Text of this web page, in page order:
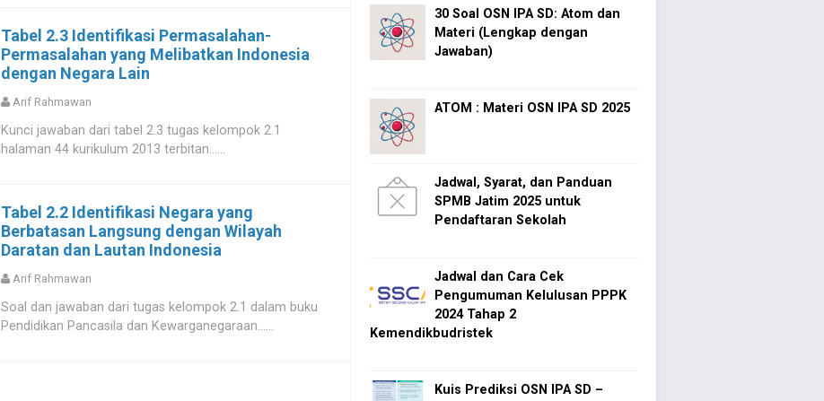
Tabel 2.3 Identifikasi Permasalahan-
Permasalahan yang Melibatkan Indonesia
dengan Negara Lain
Arif Rahmawan
Kunci jawaban dari tabel 2.3 tugas kelompok 2.1
halaman 44 kurikulum 2013 terbitan......
Tabel 2.2 Identifikasi Negara yang
Berbatasan Langsung dengan Wilayah
Daratan dan Lautan Indonesia
Arif Rahmawan
Soal dan jawaban dari tugas kelompok 2.1 dalam buku
Pendidikan Pancasila dan Kewarganegaraan......
30 Soal OSN IPA SD: Atom dan
Materi (Lengkap dengan
Jawaban)
ATOM : Materi OSN IPA SD 2025
Jadwal, Syarat, dan Panduan
SPMB Jatim 2025 untuk
Pendaftaran Sekolah
Jadwal dan Cara Cek
Pengumuman Kelulusan PPPK
2024 Tahap 2
Kemendikbudristek
Kuis Prediksi OSN IPA SD –